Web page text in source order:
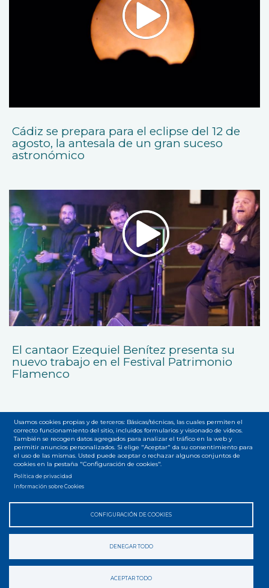
Cádiz se prepara para el eclipse del 12 de
agosto, la antesala de un gran suceso
astronómico
El cantaor Ezequiel Benítez presenta su
nuevo trabajo en el Festival Patrimonio
Flamenco
Menú
del
Accesibilidad Privacidad Legal Cookies Mapa web
Usamos cookies propias y de terceros: Básicas/técnicas, las cuales permiten el
correcto funcionamiento del sitio, incluidos formularios y visionado de vídeos.
También se recogen datos agregados para analizar el tráfico en la web y
permitir anuncios personalizados. Si elige "Aceptar" da su consentimiento para
el uso de las mismas. Usted puede aceptar o rechazar algunos conjuntos de
cookies en la pestaña "Configuración de cookies".
Política de privacidad
Información sobre Cookies
CONFIGURACIÓN DE COOKIES
DENEGAR TODO
ACEPTAR TODO